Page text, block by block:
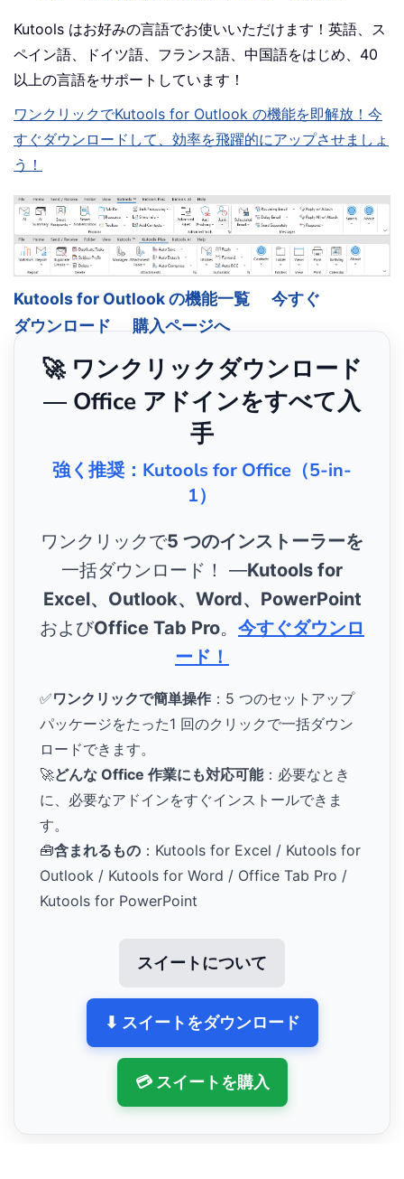
Kutools はお好みの言語でお使いいただけます！英語、ス
ペイン語、ドイツ語、フランス語、中国語をはじめ、40
以上の言語をサポートしています！
ワンクリックでKutools for Outlook の機能を即解放！今
すぐダウンロードして、効率を飛躍的にアップさせましょ
う！
Kutools for Outlook の機能一覧
今すぐ
ダウンロード
購入ページへ
🚀 ワンクリックダウンロード
— Office アドインをすべて入
手
強く推奨：Kutools for Office（5-in-
1）
ワンクリックで5 つのインストーラーを
一括ダウンロード！ ―Kutools for
Excel、Outlook、Word、PowerPoint
およびOffice Tab Pro。 今すぐダウンロ
ード！
✅ワンクリックで簡単操作 ：5 つのセットアップ
パッケージをたった1 回のクリックで一括ダウン
ロードできます。
🚀どんな Office 作業にも対応可能：必要なとき
に、必要なアドインをすぐインストールできま
す。
🧰含まれるもの ：Kutools for Excel / Kutools for
Outlook / Kutools for Word / Office Tab Pro /
Kutools for PowerPoint
スイートについて
⬇ スイートをダウンロード
💳 スイートを購入